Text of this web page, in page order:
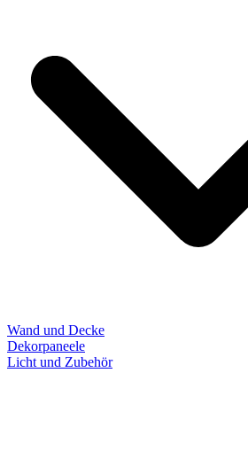
Wand und Decke
Dekorpaneele
Licht und Zubehör